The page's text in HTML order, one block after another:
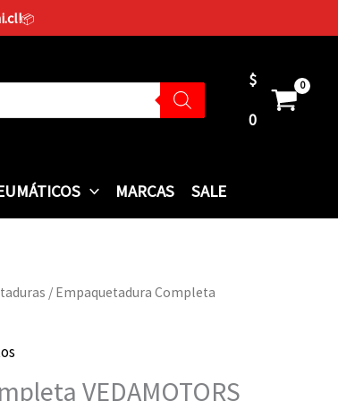
📦
$
0
MARCAS SALE
/ Empaquetadura Completa
VEDAMOTORS